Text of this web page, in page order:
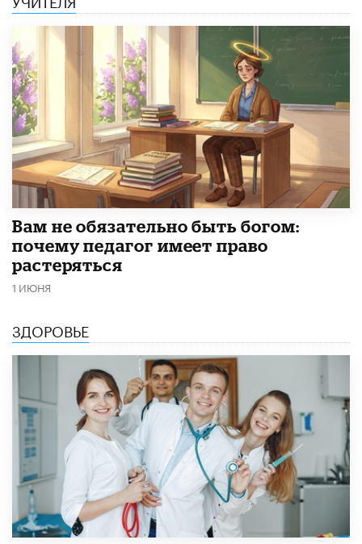
​Вам не обязательно быть богом:
почему педагог имеет право
растеряться
1 ИЮНЯ
ЗДОРОВЬЕ